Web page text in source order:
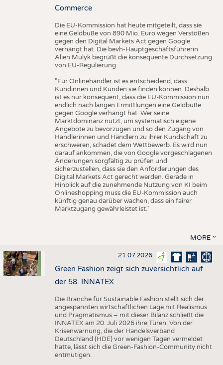
Commerce
Die EU-Kommission hat heute mitgeteilt, dass sie
eine Geldbuße von 890 Mio. Euro wegen Verstößen
gegen den Digital Markets Act gegen Google
verhängt hat. Die bevh-Hauptgeschäftsführerin
Alien Mulyk begrüßt die konsequente Durchsetzung
von EU-Regulierung:
"Für Onlinehändler ist es entscheidend, dass
Kundinnen und Kunden sie finden können. Deshalb
ist es nur konsequent, dass die EU-Kommission nun
endlich nach langen Ermittlungen eine Geldbuße
gegen Google verhängt hat. Wer seine
Marktdominanz nutzt, um systematisch eigene
Angebote zu bevorzugen und so den Zugang von
Händlerinnen und Händlern zu ihrer Kundschaft zu
erschweren, schadet dem Wettbewerb. Es wird nun
darauf ankommen, die von Google vorgeschlagenen
Änderungen sorgfältig zu prüfen und
sicherzustellen, dass sie den Anforderungen des
Digital Markets Act gerecht werden. Gerade in
Hinblick auf die zunehmende Nutzung von KI beim
Onlineshopping muss die EU-Kommission auch
künftig genau darüber wachen, dass ein fairer
Marktzugang gewährleistet ist."
MORE
21.07.2026
Green Fashion zeigt sich zuversichtlich auf
der 58. INNATEX
Die Branche für Sustainable Fashion stellt sich der
angespannten wirtschaftlichen Lage mit Realismus
und Pragmatismus – mit dieser Bilanz schließt die
INNATEX am 20. Juli 2026 ihre Türen. Von der
Krisenwarnung, die der Handelsverband
Deutschland (HDE) vor wenigen Tagen vermeldet
hatte, lässt sich die Green-Fashion-Community nicht
entmutigen.